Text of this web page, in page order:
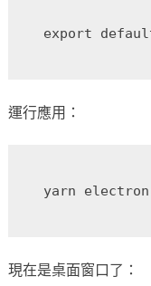
運行應用：
現在是桌面窗口了：